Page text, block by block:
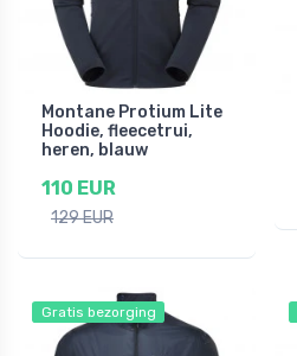
Montane Protium Lite
Hoodie, fleecetrui,
heren, blauw
110 EUR
129 EUR
Gratis bezorging